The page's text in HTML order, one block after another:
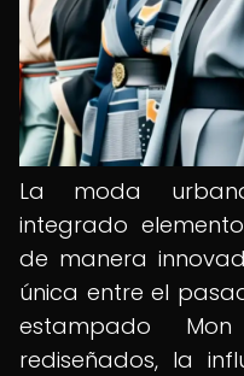
La moda
integrado
de manera
única entre el
estampado
rediseñados, la